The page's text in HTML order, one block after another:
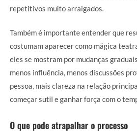
repetitivos muito arraigados.
Também é importante entender que
costumam aparecer como mágica
eles se mostram por mudanças
menos influência, menos discussões
pessoa, mais clareza na relação
começar sutil e ganhar força com o
O que pode atrapalhar o processo